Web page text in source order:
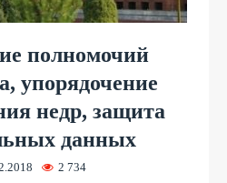
полномочий
упорядочение
недр, защита
данных
2 734